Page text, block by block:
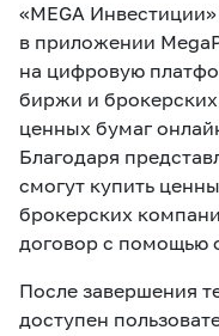
«MEGA
в приложении
на цифровую
биржи и
ценных бумаг
Благодаря
смогут купить
брокерских
договор с помощью
После завершения
доступен